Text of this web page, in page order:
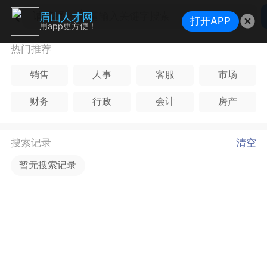
请选择
热门推荐
销售 人事 客服 市场
财务 行政 会计 房产
搜索记录 清空
暂无搜索记录
眉山人才网
用app更方便！ 打开APP